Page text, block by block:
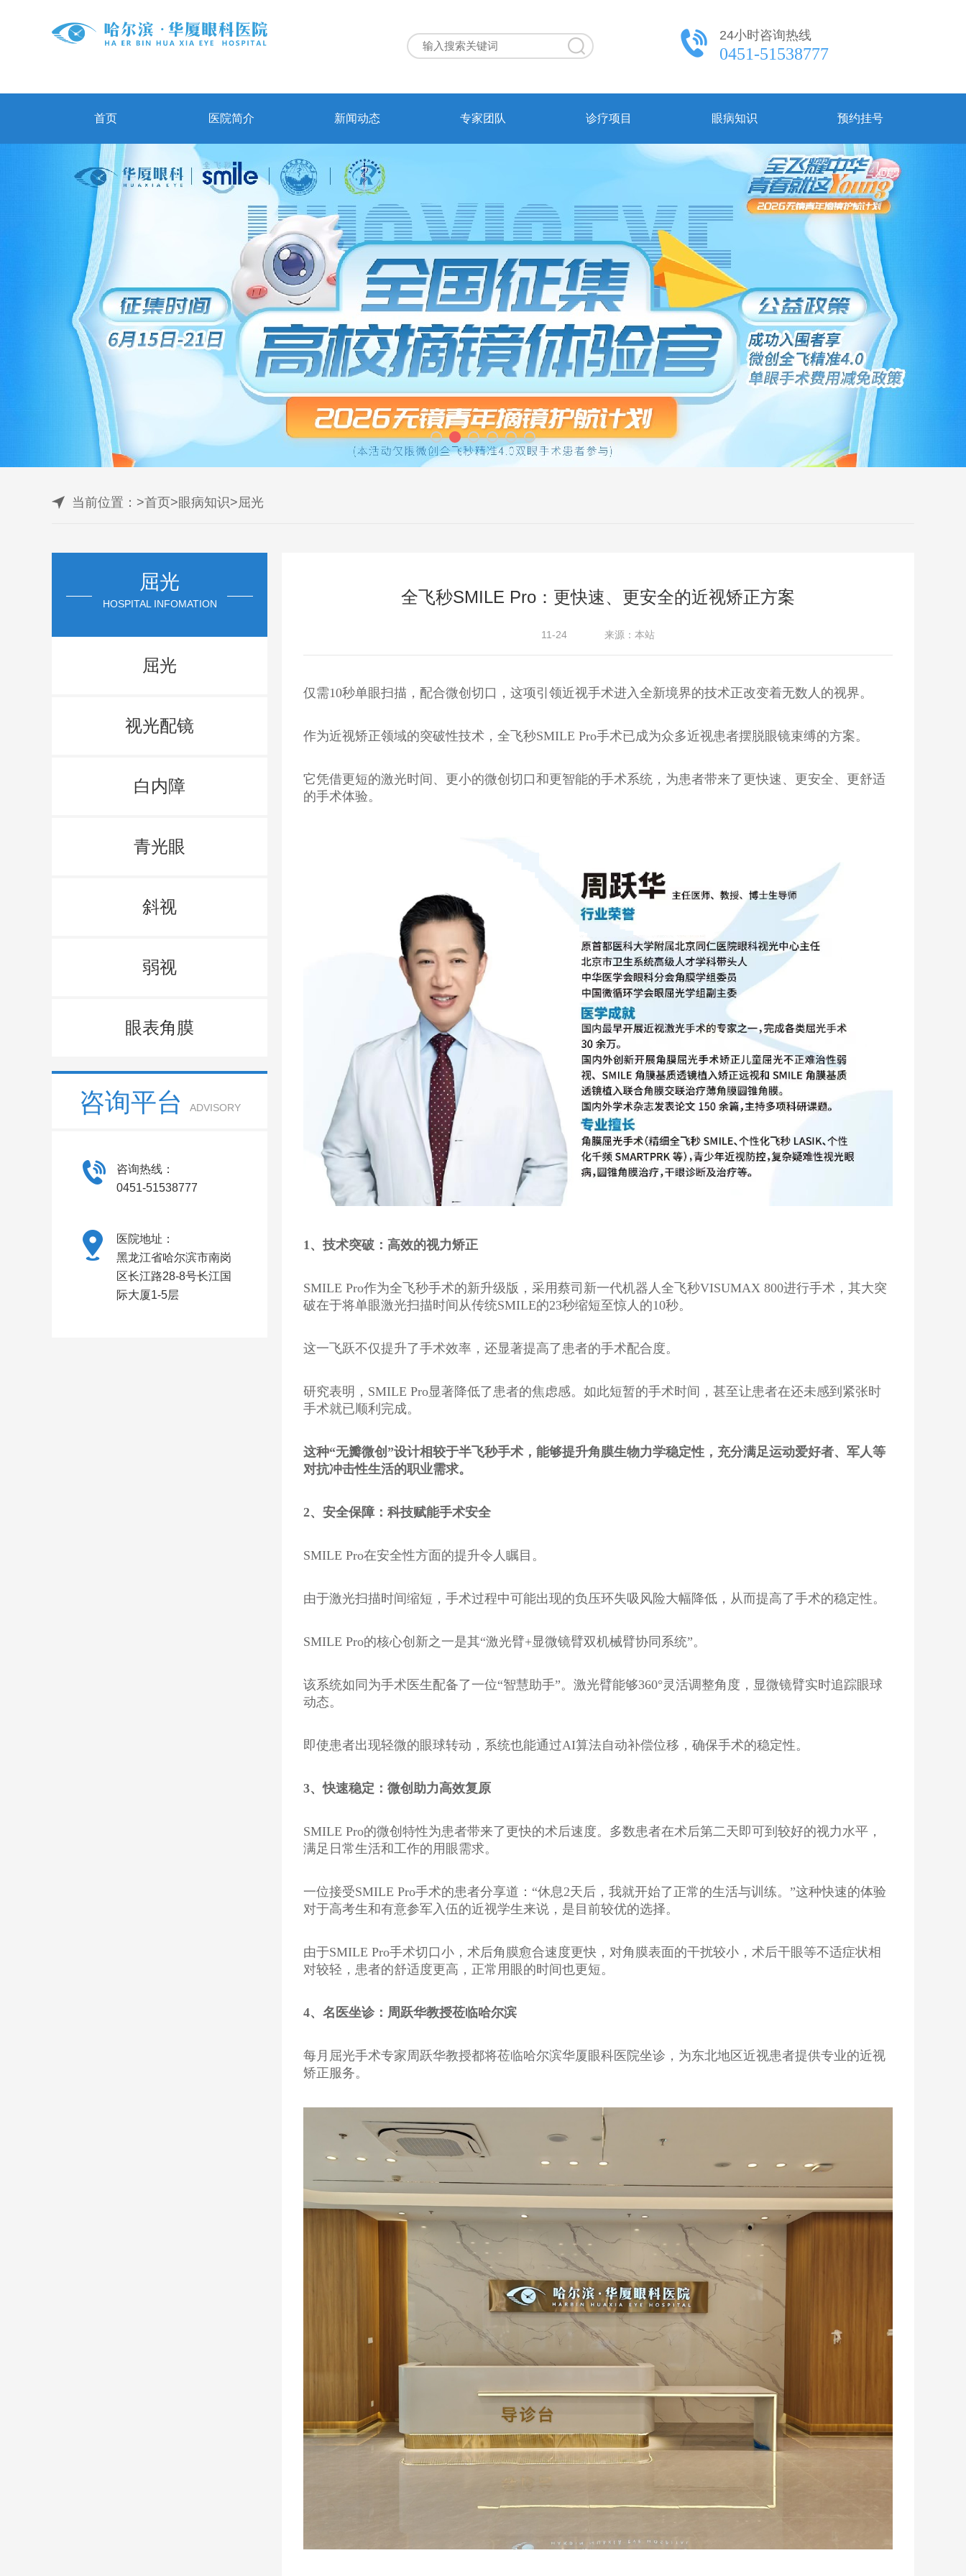
24小时咨询热线
0451-51538777
首页 医院简介 新闻动态 专家团队 诊疗项目 眼病知识 预约挂号
当前位置： >首页>眼病知识>屈光
屈光
HOSPITAL INFOMATION
屈光
视光配镜
白内障
青光眼
斜视
弱视
眼表角膜
咨询平台 ADVISORY
咨询热线：
0451-51538777
医院地址：
黑龙江省哈尔滨市南岗
区长江路28-8号长江国
际大厦1-5层
全飞秒SMILE Pro：更快速、更安全的近视矫正方案
11-24 来源：本站
仅需10秒单眼扫描，配合微创切口，这项引领近视手术进入全新境界的技术正改变着无数人的视界。
作为近视矫正领域的突破性技术，全飞秒SMILE Pro手术已成为众多近视患者摆脱眼镜束缚的方案。
它凭借更短的激光时间、更小的微创切口和更智能的手术系统，为患者带来了更快速、更安全、更舒适
的手术体验。
1、技术突破：高效的视力矫正
SMILE Pro作为全飞秒手术的新升级版，采用蔡司新一代机器人全飞秒VISUMAX 800进行手术，其大突
破在于将单眼激光扫描时间从传统SMILE的23秒缩短至惊人的10秒。
这一飞跃不仅提升了手术效率，还显著提高了患者的手术配合度。
研究表明，SMILE Pro显著降低了患者的焦虑感。如此短暂的手术时间，甚至让患者在还未感到紧张时
手术就已顺利完成。
这种“无瓣微创”设计相较于半飞秒手术，能够提升角膜生物力学稳定性，充分满足运动爱好者、军人等
对抗冲击性生活的职业需求。
2、安全保障：科技赋能手术安全
SMILE Pro在安全性方面的提升令人瞩目。
由于激光扫描时间缩短，手术过程中可能出现的负压环失吸风险大幅降低，从而提高了手术的稳定性。
SMILE Pro的核心创新之一是其“激光臂+显微镜臂双机械臂协同系统”。
该系统如同为手术医生配备了一位“智慧助手”。激光臂能够360°灵活调整角度，显微镜臂实时追踪眼球
动态。
即使患者出现轻微的眼球转动，系统也能通过AI算法自动补偿位移，确保手术的稳定性。
3、快速稳定：微创助力高效复原
SMILE Pro的微创特性为患者带来了更快的术后速度。多数患者在术后第二天即可到较好的视力水平，
满足日常生活和工作的用眼需求。
一位接受SMILE Pro手术的患者分享道：“休息2天后，我就开始了正常的生活与训练。”这种快速的体验
对于高考生和有意参军入伍的近视学生来说，是目前较优的选择。
由于SMILE Pro手术切口小，术后角膜愈合速度更快，对角膜表面的干扰较小，术后干眼等不适症状相
对较轻，患者的舒适度更高，正常用眼的时间也更短。
4、名医坐诊：周跃华教授莅临哈尔滨
每月屈光手术专家周跃华教授都将莅临哈尔滨华厦眼科医院坐诊，为东北地区近视患者提供专业的近视
矫正服务。